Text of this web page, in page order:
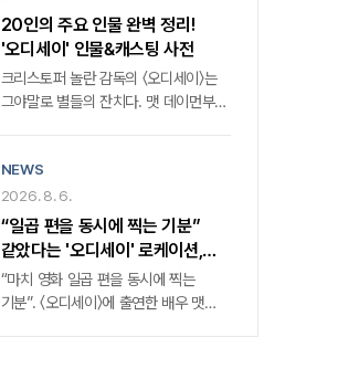
몰입감과 탄탄한 서사로 국내외 평단의
찬사를 받으며 K-콘텐츠의 위상을 높인
바 있다.
8월 무신사 드롭 을 통해 꺼먹살이 키링
5종과 무신사 스탠다드 컬래버 티셔츠
2종이 발매될 예정이란 발표였다.
꺼먹살이는 〈동궁〉 속 캐릭터로 귀천 역
남주혁을 졸졸 따라다니는 귀매이다.
배경으로 왕가의 핏줄이 의문의 죽음을
당하는 저주에 맞서는 귀천과 궁녀 생강
역 노윤서의 이야기를 다뤘다.
20인의 주요 인물 완벽 정리!
'오디세이' 인물&캐스팅 사전
크리스토퍼 놀란 감독의 〈오디세이〉는
그야말로 별들의 잔치다. 맷 데이먼부터
뇽오까지, 내로라하는 할리우드
작품에서도 이렇게 많은 스타가 동시에
얼굴을 비추는 경우는 흔치 않다. 원작
호메로스의 「오디세이아」는 트로이
전쟁이 끝난 뒤 이타카로 돌아가려는
오디세우스의 10년에 걸친 귀향길을
그린 서사시인데, 그 여정에 등장하는
NEWS
2026. 8. 6.
“일곱 편을 동시에 찍는 기분”
같았다는 '오디세이' 로케이션,
온라인 투어 가이드
“마치 영화 일곱 편을 동시에 찍는
기분”. 〈오디세이〉에 출연한 배우 맷